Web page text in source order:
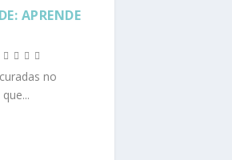
APRENDE
no